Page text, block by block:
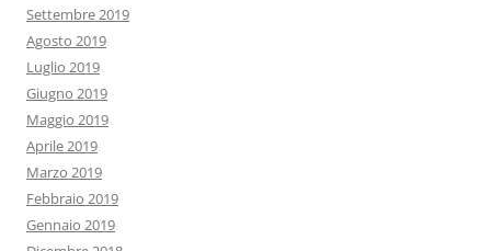
Settembre 2019
Agosto 2019
Luglio 2019
Giugno 2019
Maggio 2019
Aprile 2019
Marzo 2019
Febbraio 2019
Gennaio 2019